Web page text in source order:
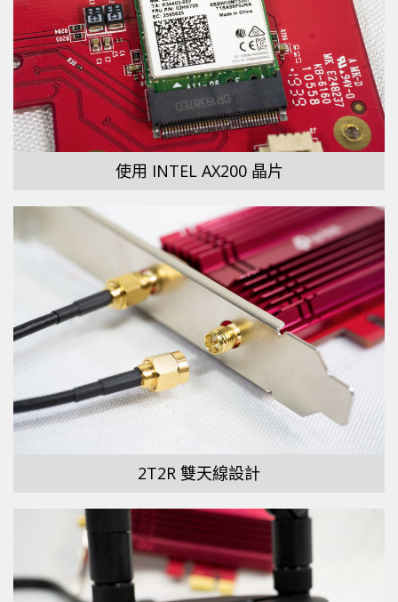
使用 INTEL AX200 晶片
2T2R 雙天線設計